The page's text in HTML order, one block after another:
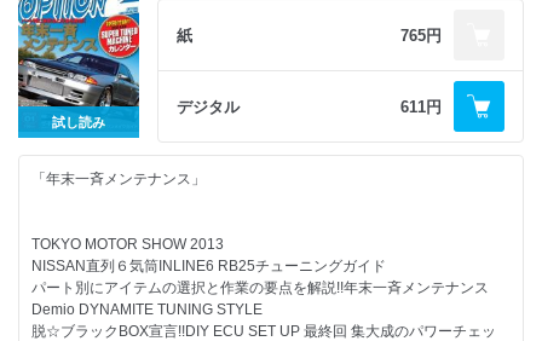
爆走坂東組マサの最速86伝説！ＭＡＫＩＮＧ Ｆｏｒ ＣＩＲＣＵＩＴ
カバーマシン
フレンズシルビア ｖｅｒ．ＶＥ
走り屋ガールズコレクション Ｇｉｒｌ’ｓ ｏｎ!!
巌流塾 2013 Ｒｄ.4
スピンアウト倶楽部
若手チューナーの月イチ誌上ＢＬＯＧ!? やんコラ
ＮＥＷＳ＆インフォメーション
Ｓ15ミーティング
モニター募集
読者プレゼント
セリカミーティング
試し読み
紙 765円
デジタル 611円
「年末一斉メンテナンス」
TOKYO MOTOR SHOW 2013
NISSAN直列６気筒INLINE6 RB25チューニングガイド
パート別にアイテムの選択と作業の要点を解説!!年末一斉メンテナンス
Demio DYNAMITE TUNING STYLE
脱☆ブラックBOX宣言!!DIY ECU SET UP 最終回 集大成のパワーチェッ